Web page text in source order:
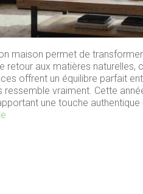
maison permet de
retour aux matières naturelles,
offrent un équilibre parfait
ressemble vraiment. Cette
une touche authentique